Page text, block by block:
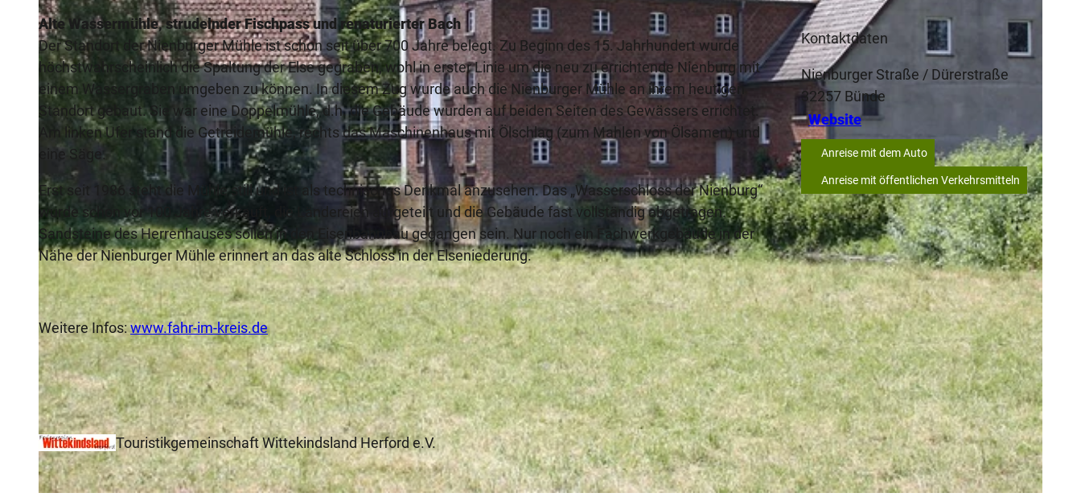
© Biologische Station Ravensberg im Kreis Herford e.V. | CC-BY-SA
Alte Wassermühle, strudelnder Fischpass und renaturierter Bach
Der Standort der Nienburger Mühle ist schon seit über 700 Jahre belegt. Zu Beginn des 15. Jahrhundert wurde
höchstwahrscheinlich die Spaltung der Else gegraben, wohl in erster Linie um die neu zu errichtende Nienburg mit
einem Wassergraben umgeben zu können. In diesem Zug wurde auch die Nienburger Mühle an ihrem heutigen
Standort gebaut. Sie war eine Doppelmühle, d.h. die Gebäude wurden auf beiden Seiten des Gewässers errichtet.
Am linken Ufer stand die Getreidemühle, rechts das Maschinenhaus mit Ölschlag (zum Mahlen von Ölsamen) und
eine Säge.
Erst seit 1986 steht die Mühle still und ist als technisches Denkmal anzusehen. Das „Wasserschloss der Nienburg“
wurde schon vor 100 Jahre verkauft, die Ländereien aufgeteilt und die Gebäude fast vollständig abgetragen.
Sandsteine des Herrenhauses sollen in den Eisenbahnbau gegangen sein. Nur noch ein Fachwerkgebäude in der
Nähe der Nienburger Mühle erinnert an das alte Schloss in der Elseniederung.
Weitere Infos:www.fahr-im-kreis.de
Touristikgemeinschaft Wittekindsland Herford e.V.
Kontaktdaten
Nienburger Straße / Dürerstraße
32257 Bünde
Website
Anreise mit dem Auto
Anreise mit öffentlichen Verkehrsmitteln